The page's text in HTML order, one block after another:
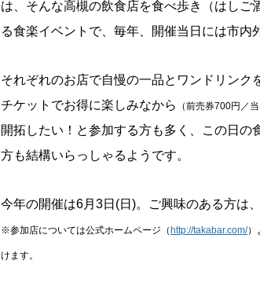
は、そんな高槻の飲食店を食べ歩き（はし
る食楽イベントで、毎年、開催当日には市内
それぞれのお店で自慢の一品とワンドリン
チケットでお得に楽しみなから
（前売券700円／
開拓したい！と参加する方も多く、この日の
方も結構いらっしゃるようです。
今年の開催は6月3日(日)。ご興味のある方は
※参加店については公式ホームページ（ http://takabar.com/）
けます。